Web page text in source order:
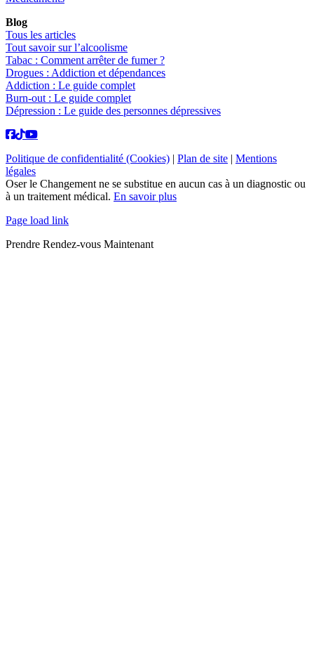
Blog
Tous les articles
Tout savoir sur l’alcoolisme
Tabac : Comment arrêter de fumer ?
Drogues : Addiction et dépendances
Addiction : Le guide complet
Burn-out : Le guide complet
Dépression : Le guide des personnes dépressives
Politique de confidentialité (Cookies) | Plan de site | Mentions
légales
Oser le Changement ne se substitue en aucun cas à un diagnostic ou
à un traitement médical. En savoir plus
Page load link
Prendre Rendez-vous Maintenant